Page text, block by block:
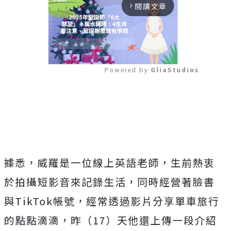
arrow_forward_ios 閱讀文章
Powered by GliaStudios
據悉，威羅是一位線上英語老師，生前熱衷
於拍攝短影音來記錄生活，同時經營著臉書
與TikTok帳號，經常透過影片分享單車旅行
的點點滴滴，昨（17）天他還上傳一段介紹